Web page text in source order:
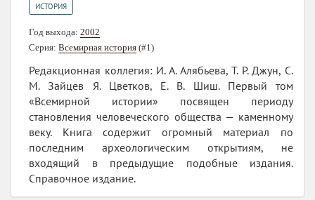
ИСТОРИЯ
Год выхода: 2002
Серия: Всемирная история (#1)
Редакционная коллегия: И. А. Алябьева, Т. Р. Джун, С.
М. Зайцев Я. Цветков, Е. В. Шиш. Первый том
«Всемирной истории» посвящен периоду
становления человеческого общества — каменному
веку. Книга содержит огромный материал по
последним археологическим открытиям, не
входящий в предыдущие подобные издания.
Справочное издание.